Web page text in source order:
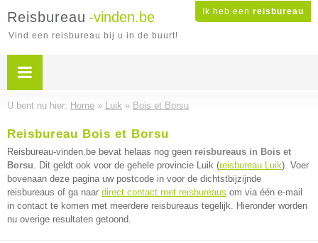
Ik heb een reisbureau
Reisbureau -vinden.be
Vind een reisbureau bij u in de buurt!
U bent nu hier: Home » Luik » Bois et Borsu
Reisbureau Bois et Borsu
Reisbureau-vinden.be bevat helaas nog geen reisbureaus in Bois et
Borsu. Dit geldt ook voor de gehele provincie Luik (reisbureau Luik). Voer
bovenaan deze pagina uw postcode in voor de dichtstbijzijnde
reisbureaus of ga naar direct contact met reisbureaus om via één e-mail
in contact te komen met meerdere reisbureaus tegelijk. Hieronder worden
nu overige resultaten getoond.